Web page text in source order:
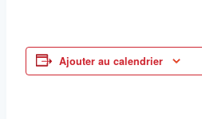
Ajouter au calendrier